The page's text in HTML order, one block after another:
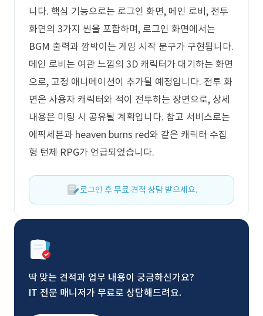
니다. 핵심 기능으로는 로그인 화면, 메인 로비, 전투
화면의 3가지 씬을 포함하며, 로그인 화면에서는
BGM 출력과 깜박이는 게임 시작 문구가 구현됩니다.
메인 로비는 여관 느낌의 3D 캐릭터가 대기하는 화면
으로, 고정 애니메이션이 추가될 예정입니다. 전투 화
면은 사용자 캐릭터와 적이 전투하는 장면으로, 상세
내용은 미팅 시 공유될 계획입니다. 참고 서비스로는
에픽세븐과 heaven burns red와 같은 캐릭터 수집
형 턴제 RPG가 언급되었습니다.
로그인 후 무료 견적 상담 받으세요.
딱 맞는 견적과 업무 내용이 궁금하신가요?
IT 전문 매니저가 무료로 상담해드려요.